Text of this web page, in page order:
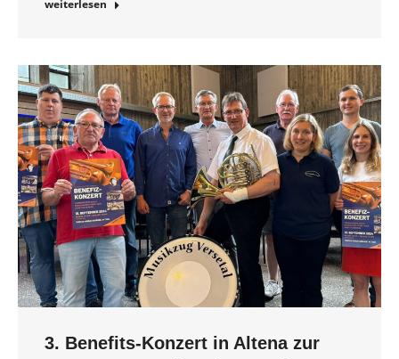
weiterlesen
3. Benefits-Konzert in Altena zur